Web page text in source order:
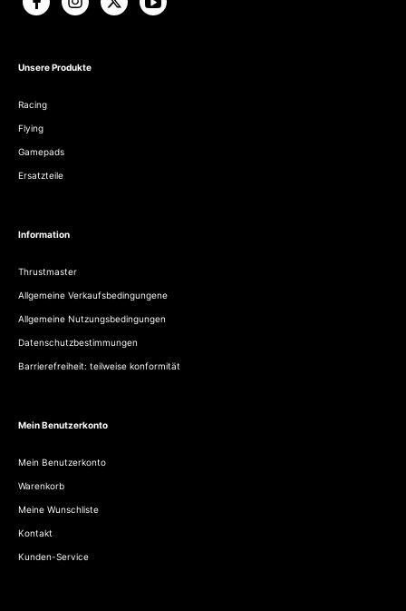
Unsere Produkte
Racing
Flying
Gamepads
Ersatzteile
Information
Thrustmaster
Allgemeine Verkaufsbedingungene
Allgemeine Nutzungsbedingungen
Datenschutzbestimmungen
Barrierefreiheit: teilweise konformität
Mein Benutzerkonto
Mein Benutzerkonto
Warenkorb
Meine Wunschliste
Kontakt
Kunden-Service